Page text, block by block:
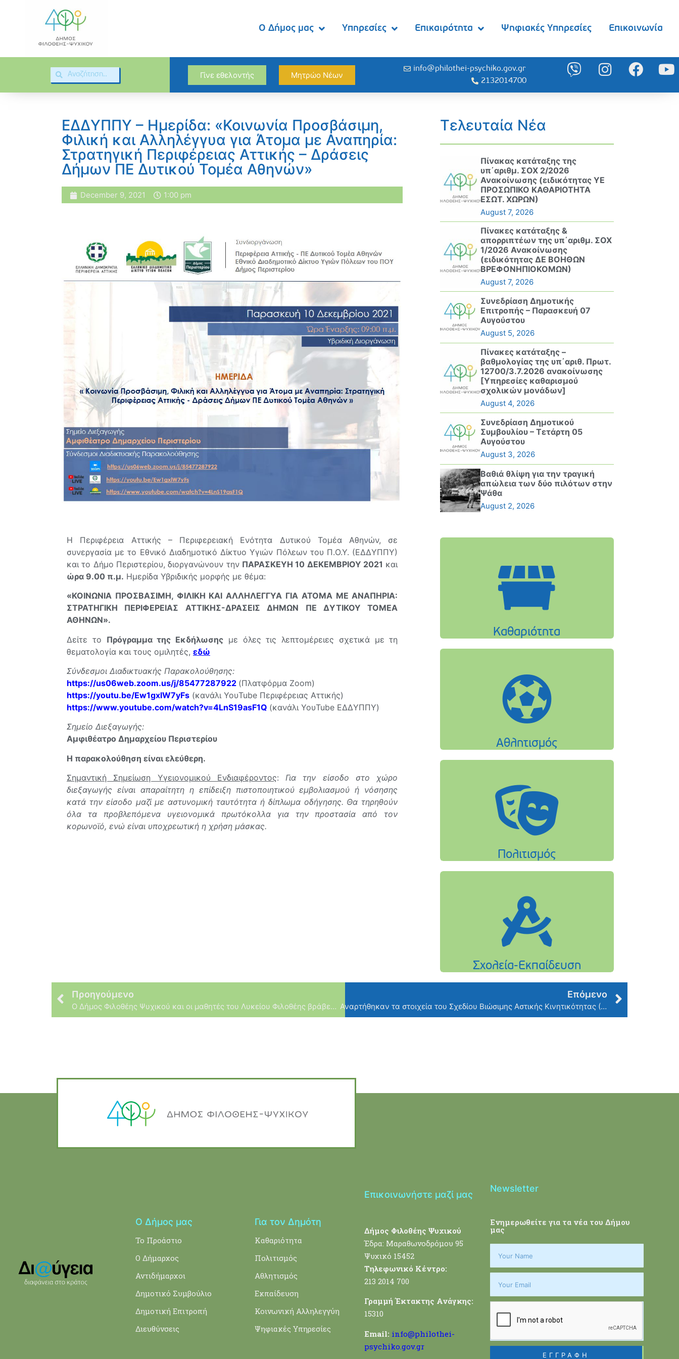
Ο Δήμος μας Υπηρεσίες Επικαιρότητα Ψηφιακές Υπηρεσίες Επικοινωνία
Γίνε εθελοντής Μητρώο Νέων
info@philothei-psychiko.gov.gr
2132014700
ΕΔΔΥΠΠΥ – Ημερίδα: «Κοινωνία Προσβάσιμη,
Φιλική και Αλληλέγγυα για Άτομα με Αναπηρία:
Στρατηγική Περιφέρειας Αττικής – Δράσεις
Δήμων ΠΕ Δυτικού Τομέα Αθηνών»
December 9, 2021 1:00 pm
Η Περιφέρεια Αττικής – Περιφερειακή Ενότητα Δυτικού Τομέα Αθηνών, σε
συνεργασία με το Εθνικό Διαδημοτικό Δίκτυο Υγιών Πόλεων του Π.Ο.Υ. (ΕΔΔΥΠΠΥ)
και το Δήμο Περιστερίου, διοργανώνουν την ΠΑΡΑΣΚΕΥΗ 10 ΔΕΚΕΜΒΡΙΟΥ 2021 και
ώρα 9.00 π.μ. Ημερίδα Υβριδικής μορφής με θέμα:
«ΚΟΙΝΩΝΙΑ ΠΡΟΣΒΑΣΙΜΗ, ΦΙΛΙΚΗ ΚΑΙ ΑΛΛΗΛΕΓΓΥΑ ΓΙΑ ΑΤΟΜΑ ΜΕ ΑΝΑΠΗΡΙΑ:
ΣΤΡΑΤΗΓΙΚΗ ΠΕΡΙΦΕΡΕΙΑΣ ΑΤΤΙΚΗΣ-ΔΡΑΣΕΙΣ ΔΗΜΩΝ ΠΕ ΔΥΤΙΚΟΥ ΤΟΜΕΑ
ΑΘΗΝΩΝ».
Δείτε το Πρόγραμμα της Εκδήλωσης με όλες τις λεπτομέρειες σχετικά με τη
θεματολογία και τους ομιλητές, εδώ
Σύνδεσμοι Διαδικτυακής Παρακολούθησης:
https://us06web.zoom.us/j/85477287922 (Πλατφόρμα Zoom)
https://youtu.be/Ew1gxlW7yFs (κανάλι ΥουTube Περιφέρειας Αττικής)
https://www.youtube.com/watch?v=4LnS19asF1Q (κανάλι ΥουTube ΕΔΔΥΠΠΥ)
Σημείο Διεξαγωγής:
Αμφιθέατρο Δημαρχείου Περιστερίου
Η παρακολούθηση είναι ελεύθερη.
Σημαντική Σημείωση Υγειονομικού Ενδιαφέροντος:Για την είσοδο στο χώρο
διεξαγωγής είναι απαραίτητη η επίδειξη πιστοποιητικού εμβολιασμού ή νόσησης
κατά την είσοδο μαζί με αστυνομική ταυτότητα ή δίπλωμα οδήγησης. Θα τηρηθούν
όλα τα προβλεπόμενα υγειονομικά πρωτόκολλα για την προστασία από τον
κορωνοϊό, ενώ είναι υποχρεωτική η χρήση μάσκας.
Τελευταία Νέα
Πίνακας κατάταξης της
υπ΄αριθμ. ΣΟΧ 2/2026
Ανακοίνωσης (ειδικότητας ΥΕ
ΠΡΟΣΩΠΙΚΟ ΚΑΘΑΡΙΟΤΗΤΑ
ΕΣΩΤ. ΧΩΡΩΝ)
August 7, 2026
Πίνακες κατάταξης &
απορριπτέων της υπ΄αριθμ. ΣΟΧ
1/2026 Ανακοίνωσης
(ειδικότητας ΔΕ ΒΟΗΘΩΝ
ΒΡΕΦΟΝΗΠΙΟΚΟΜΩΝ)
August 7, 2026
Συνεδρίαση Δημοτικής
Επιτροπής – Παρασκευή 07
Αυγούστου
August 5, 2026
Πίνακες κατάταξης –
βαθμολογίας της υπ΄αριθ. Πρωτ.
12700/3.7.2026 ανακοίνωσης
[Υπηρεσίες καθαρισμού
σχολικών μονάδων]
August 4, 2026
Συνεδρίαση Δημοτικού
Συμβουλίου – Τετάρτη 05
Αυγούστου
August 3, 2026
Βαθιά θλίψη για την τραγική
απώλεια των δύο πιλότων στην
Ψάθα
August 2, 2026
Προηγούμενο
Ο Δήμος Φιλοθέης Ψυχικού και οι μαθητές του Λυκείου Φιλοθέης βράβευσαν τον Χρυσό Παραολυμπιονίκη και Δημότη μας, Νάσο Γκαβέλα
Επόμενο
Αναρτήθηκαν τα στοιχεία του Σχεδίου Βιώσιμης Αστικής Κινητικότητας (ΣΒΑΚ) του Δήμου Φιλοθέης – Ψυχικού, όπως εγκρίθηκε από το Δημοτικό Συμβούλιο
Ο Δήμος μας
Το Προάστιο
Ο Δήμαρχος
Αντιδήμαρχοι
Δημοτικό Συμβούλιο
Δημοτική Επιτροπή
Διευθύνσεις
Για τον Δημότη
Καθαριότητα
Πολιτισμός
Αθλητισμός
Εκπαίδευση
Κοινωνική Αλληλεγγύη
Ψηφιακές Υπηρεσίες
Επικοινωνήστε μαζί μας
Δήμος Φιλοθέης Ψυχικού
Έδρα: Μαραθωνοδρόμου 95
Ψυχικό 15452
Τηλεφωνικό Κέντρο:
213 2014 700
Γραμμή Έκτακτης Ανάγκης:
15310
Email: info@philothei-
psychiko.gov.gr
Newsletter
Ενημερωθείτε για τα νέα του Δήμου
μας
ΕΓΓΡΑΦΗ